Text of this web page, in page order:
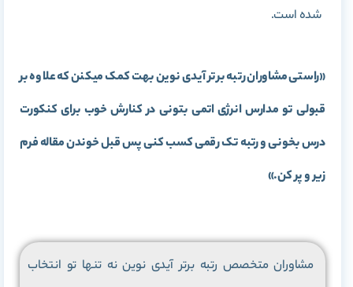
شده است.
«راستی مشاوران رتبه برتر آیدی نوین بهت کمک میکنن که علاوه بر
قبولی تو مدارس انرژی اتمی بتونی در کنارش خوب برای کنکورت
درس بخونی و رتبه تک رقمی کسب کنی پس قبل خوندن مقاله فرم
زیر و پر کن.»
مشاوران متخصص رتبه برتر آیدی نوین نه تنها تو انتخاب